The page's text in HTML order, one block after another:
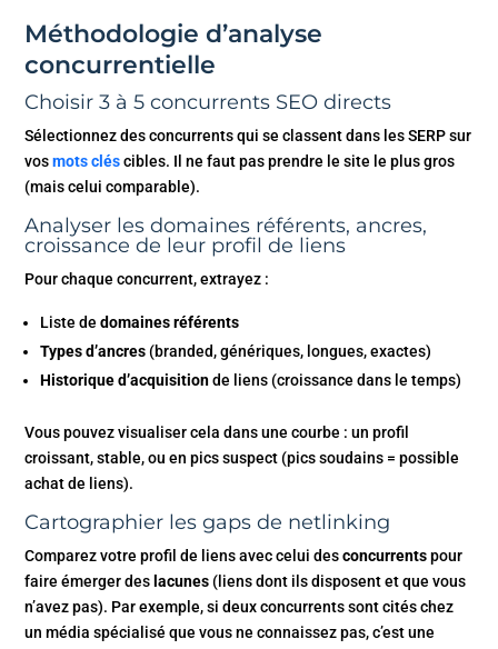
Méthodologie d’analyse
concurrentielle
Choisir 3 à 5 concurrents SEO directs
Sélectionnez des concurrents qui se classent dans les SERP sur
vosmots cléscibles. Il ne faut pas prendre le site le plus gros
(mais celui comparable).
Analyser les domaines référents, ancres,
croissance de leur profil de liens
Pour chaque concurrent, extrayez :
Liste dedomaines référents
Types d’ancres(branded, génériques, longues, exactes)
Historique d’acquisitionde liens (croissance dans le temps)
Vous pouvez visualiser cela dans une courbe : un profil
croissant, stable, ou en pics suspect (pics soudains = possible
achat de liens).
Cartographier les gaps de netlinking
Comparez votre profil de liens avec celui desconcurrentspour
faire émerger des lacunes(liens dont ils disposent et que vous
n’avez pas). Par exemple, si deux concurrents sont cités chez
un média spécialisé que vous ne connaissez pas, c’est une